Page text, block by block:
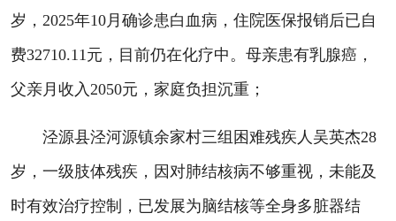
岁，2025年10月确诊患白血病，住院医保报销后已自
费32710.11元，目前仍在化疗中。母亲患有乳腺癌，
父亲月收入2050元，家庭负担沉重；
泾源县泾河源镇余家村三组困难残疾人吴英杰28
岁，一级肢体残疾，因对肺结核病不够重视，未能及
时有效治疗控制，已发展为脑结核等全身多脏器结